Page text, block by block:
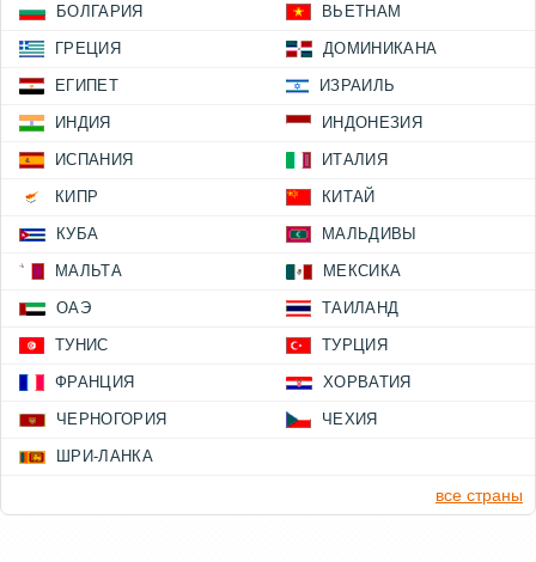
БОЛГАРИЯ ВЬЕТНАМ
ГРЕЦИЯ ДОМИНИКАНА
ЕГИПЕТ ИЗРАИЛЬ
ИНДИЯ ИНДОНЕЗИЯ
ИСПАНИЯ ИТАЛИЯ
КИПР КИТАЙ
КУБА МАЛЬДИВЫ
МАЛЬТА МЕКСИКА
ОАЭ ТАИЛАНД
ТУНИС ТУРЦИЯ
ФРАНЦИЯ ХОРВАТИЯ
ЧЕРНОГОРИЯ ЧЕХИЯ
ШРИ-ЛАНКА
все страны